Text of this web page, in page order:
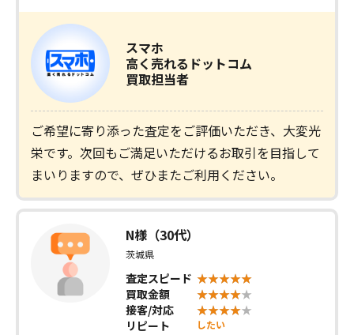
スマホ
高く売れるドットコム
買取担当者
ご希望に寄り添った査定をご評価いただき、大変光
栄です。次回もご満足いただけるお取引を目指して
まいりますので、ぜひまたご利用ください。
N様（30代）
茨城県
査定スピード
買取金額
接客/対応
リピート
したい